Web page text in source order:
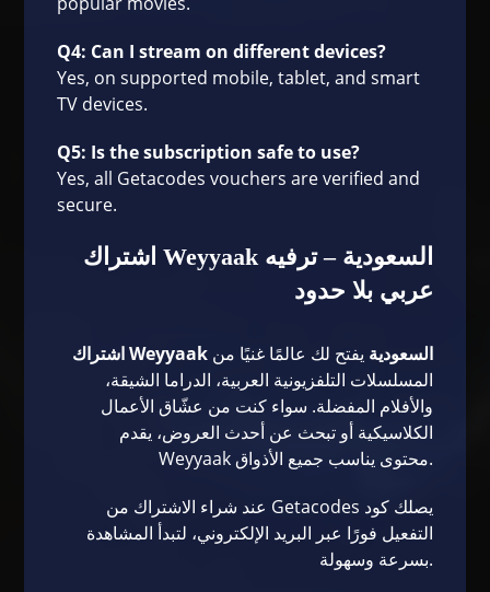
Q4: Can I stream on different devices?
Yes, on supported mobile, tablet, and smart
TV devices.
Q5: Is the subscription safe to use?
Yes, all Getacodes vouchers are verified and
secure.
اشتراك Weyyaak السعودية – ترفيه
عربي بلا حدود
اشتراك Weyyaak السعودية يفتح لك عالمًا غنيًا من
المسلسلات التلفزيونية العربية، الدراما الشيقة،
والأفلام المفضلة. سواء كنت من عشّاق الأعمال
الكلاسيكية أو تبحث عن أحدث العروض، يقدم
Weyyaak محتوى يناسب جميع الأذواق.
Getacodes
التفعيل فورًا عبر البريد الإلكتروني، لتبدأ المشاهدة
بسرعة وسهولة.